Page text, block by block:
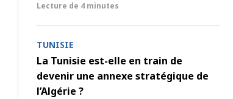
Lecture de 4 minutes
TUNISIE
La Tunisie est-elle en train de
devenir une annexe stratégique de
l’Algérie ?